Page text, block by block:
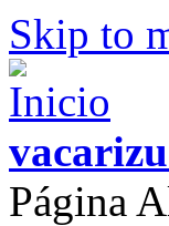
Skip to
Página